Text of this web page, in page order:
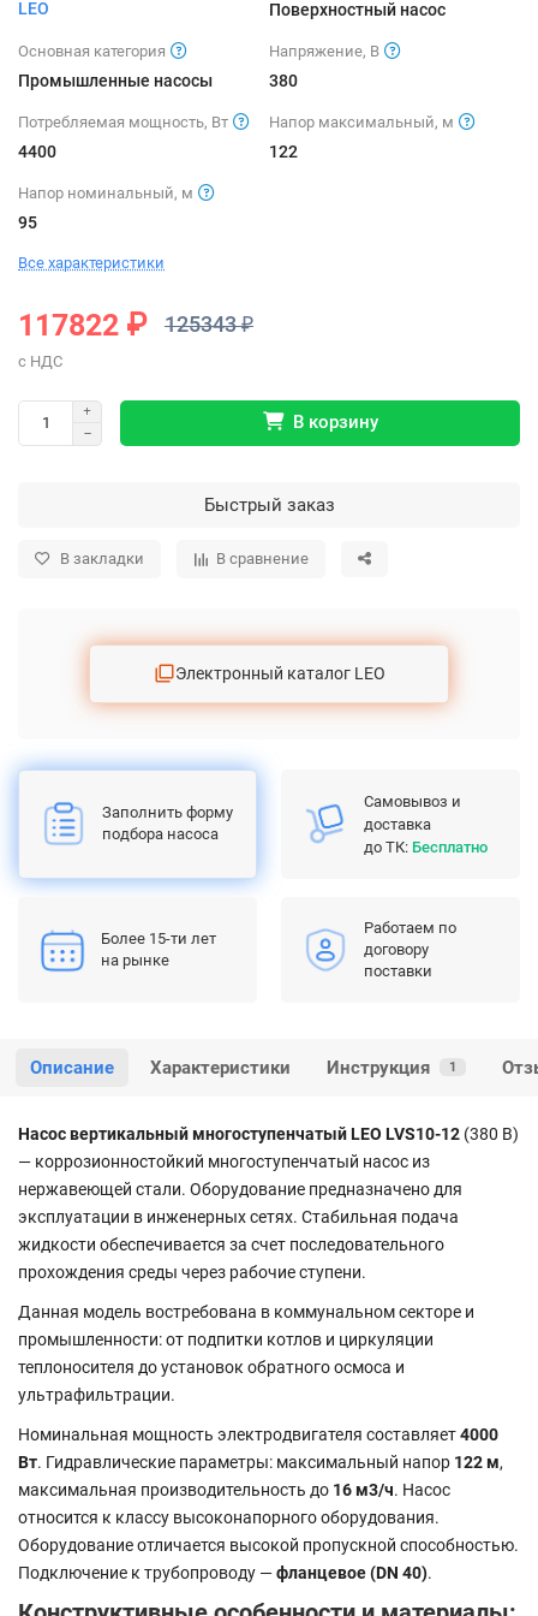
LEO Поверхностный насос
Основная категория
Промышленные насосы
Напряжение, В
380
Потребляемая мощность, Вт
4400
Напор максимальный, м
122
Напор номинальный, м
95
Все характеристики
117822 ₽ 125343 ₽
В корзину
Быстрый заказ
В закладки В сравнение
Электронный каталог LEO
Заполнить форму
подбора насоса
Самовывоз и
доставка
до ТК: Бесплатно
Более 15-ти лет
на рынке
Работаем по
договору
поставки
Описание Характеристики Инструкция 1
Насос вертикальный многоступенчатый LEO LVS10-12 (380 В)
— коррозионностойкий многоступенчатый насос из
нержавеющей стали. Оборудование предназначено для
эксплуатации в инженерных сетях. Стабильная подача
жидкости обеспечивается за счет последовательного
прохождения среды через рабочие ступени.
Данная модель востребована в коммунальном секторе и
промышленности: от подпитки котлов и циркуляции
теплоносителя до установок обратного осмоса и
ультрафильтрации.
Номинальная мощность электродвигателя составляет4000
Вт. Гидравлические параметры: максимальный напор 122 м,
максимальная производительность до 16 м3/ч. Насос
относится к классу высоконапорного оборудования.
Оборудование отличается высокой пропускной способностью.
Подключение к трубопроводу —фланцевое (DN 40).